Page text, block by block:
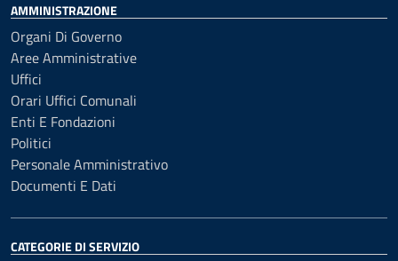
AMMINISTRAZIONE
Organi Di Governo
Aree Amministrative
Uffici
Orari Uffici Comunali
Enti E Fondazioni
Politici
Personale Amministrativo
Documenti E Dati
CATEGORIE DI SERVIZIO